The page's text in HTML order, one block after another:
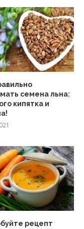
семена льна:
кипятка и
рецепт